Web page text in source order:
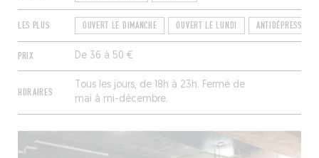
LES PLUS OUVERT LE DIMANCHE OUVERT LE LUNDI ANTIDÉPRESSEUR
PRIX De 36 à 50 €
HORAIRES
Tous les jours, de 18h à 23h. Fermé de
mai à mi-décembre.